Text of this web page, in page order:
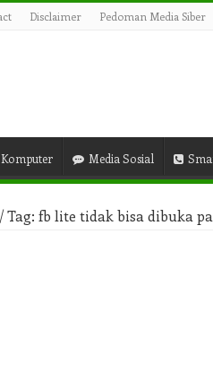
Disclaimer Pedoman Media Siber
Komputer Media Sosial
/Tag: fb lite tidak bisa dibuka